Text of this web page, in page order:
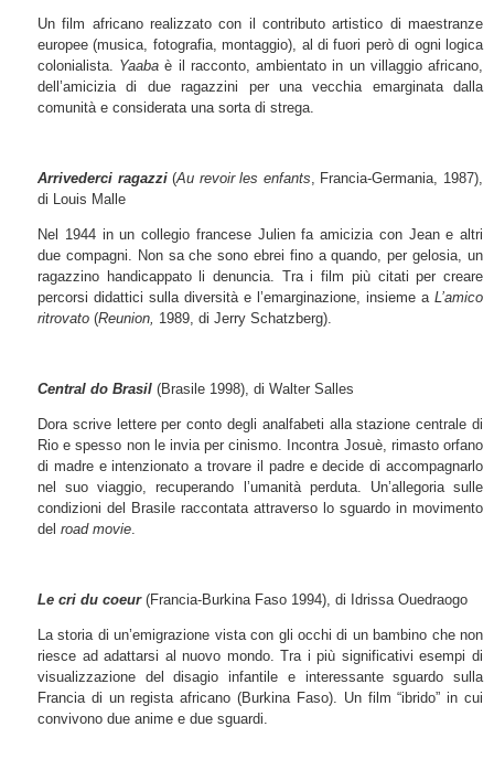
Un film africano realizzato con il contributo artistico di maestranze
europee (musica, fotografia, montaggio), al di fuori però di ogni logica
colonialista. Yaaba è il racconto, ambientato in un villaggio africano,
dell’amicizia di due ragazzini per una vecchia emarginata dalla
comunità e considerata una sorta di strega.
Arrivederci ragazzi(Au revoir les enfants , Francia-Germania, 1987),
di Louis Malle
Nel 1944 in un collegio francese Julien fa amicizia con Jean e altri
due compagni. Non sa che sono ebrei fino a quando, per gelosia, un
ragazzino handicappato li denuncia. Tra i film più citati per creare
percorsi didattici sulla diversità e l’emarginazione, insieme a L’amico
ritrovato (Reunion, 1989, di Jerry Schatzberg).
Central do Brasil (Brasile 1998), di Walter Salles
Dora scrive lettere per conto degli analfabeti alla stazione centrale di
Rio e spesso non le invia per cinismo. Incontra Josuè, rimasto orfano
di madre e intenzionato a trovare il padre e decide di accompagnarlo
nel suo viaggio, recuperando l’umanità perduta. Un’allegoria sulle
condizioni del Brasile raccontata attraverso lo sguardo in movimento
del road movie
Le cri du coeur(Francia-Burkina Faso 1994), di Idrissa Ouedraogo
La storia di un’emigrazione vista con gli occhi di un bambino che non
riesce ad adattarsi al nuovo mondo. Tra i più significativi esempi di
visualizzazione del disagio infantile e interessante sguardo sulla
Francia di un regista africano (Burkina Faso). Un film “ibrido” in cui
convivono due anime e due sguardi.